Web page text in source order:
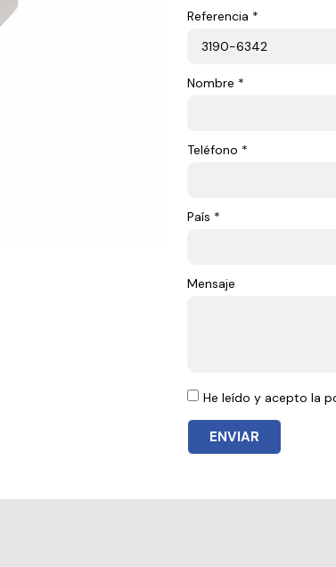
Referencia *
Nombre *
Teléfono *
País *
Mensaje
He leído y acepto la
ENVIAR